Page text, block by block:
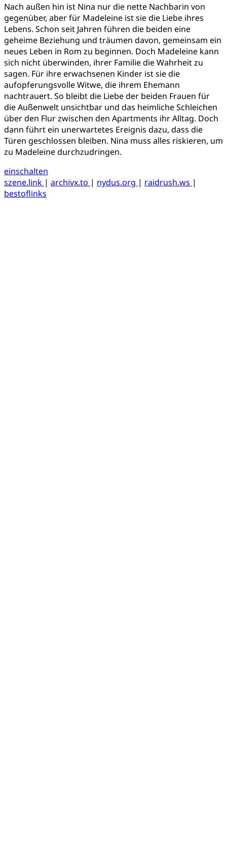
Nach außen hin ist Nina nur die nette Nachbarin von
gegenüber, aber für Madeleine ist sie die Liebe ihres
Lebens. Schon seit Jahren führen die beiden eine
geheime Beziehung und träumen davon, gemeinsam ein
neues Leben in Rom zu beginnen. Doch Madeleine kann
sich nicht überwinden, ihrer Familie die Wahrheit zu
sagen. Für ihre erwachsenen Kinder ist sie die
aufopferungsvolle Witwe, die ihrem Ehemann
nachtrauert. So bleibt die Liebe der beiden Frauen für
die Außenwelt unsichtbar und das heimliche Schleichen
über den Flur zwischen den Apartments ihr Alltag. Doch
dann führt ein unerwartetes Ereignis dazu, dass die
Türen geschlossen bleiben. Nina muss alles riskieren, um
zu Madeleine durchzudringen.
einschalten
szene.link | archivx.to | nydus.org | raidrush.ws |
bestoflinks